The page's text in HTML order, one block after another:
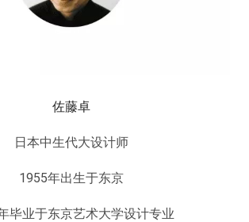
佐藤卓
日本中生代大设计师
1955年出生于东京
毕业于东京艺术大学设计专业